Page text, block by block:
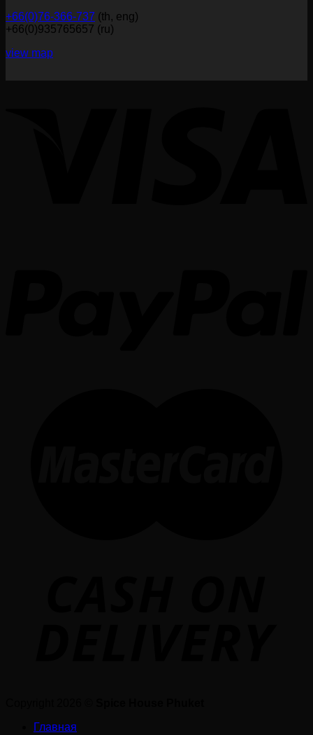
+66(0)76-366-737 (th, eng)
+66(0)935765657 (ru)
view map
Главная